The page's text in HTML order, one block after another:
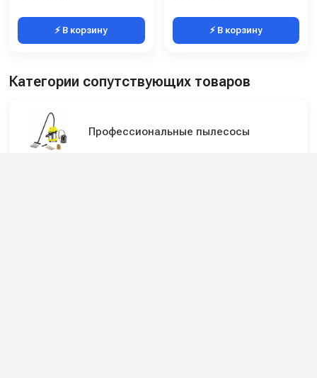
⚡ В корзину ⚡ В корзину
Категории сопутствующих товаров
Профессиональные пылесосы